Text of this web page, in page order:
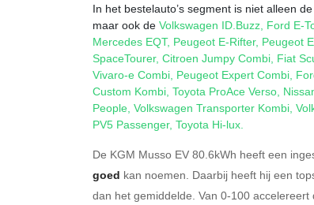
In het bestelauto’s segment is niet alleen
maar ook de Volkswagen ID.Buzz, Ford E-
Mercedes EQT, Peugeot E-Rifter, Peugeot
SpaceTourer, Citroen Jumpy Combi, Fiat
Vivaro-e Combi, Peugeot Expert Combi,
Custom Kombi, Toyota ProAce Verso,
People, Volkswagen Transporter Kombi,
PV5 Passenger, Toyota Hi-lux.
De KGM Musso EV 80.6kWh heeft een
goed kan noemen. Daarbij heeft hij een
dan het gemiddelde. Van 0-100